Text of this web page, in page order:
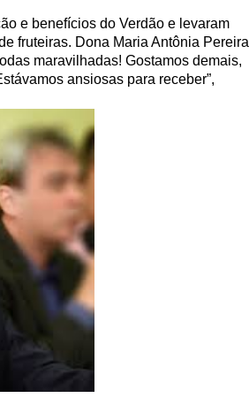
e benefícios do Verdão e levaram
fruteiras. Dona Maria Antônia Pereira
maravilhadas! Gostamos demais,
ansiosas para receber”,